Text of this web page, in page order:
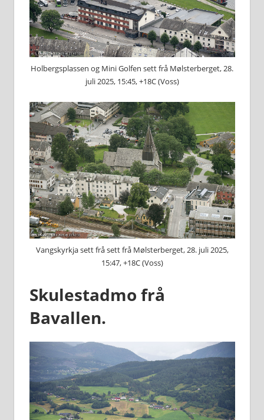
Holbergsplassen og Mini Golfen sett frå Mølsterberget, 28.
juli 2025, 15:45, +18C (Voss)
Vangskyrkja sett frå sett frå Mølsterberget, 28. juli 2025,
15:47, +18C (Voss)
Skulestadmo frå
Bavallen.